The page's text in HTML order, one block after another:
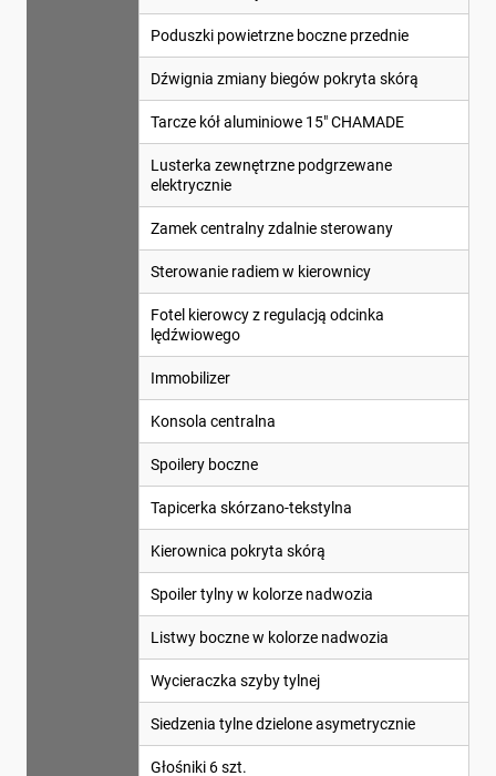
Poduszki powietrzne boczne przednie
Dźwignia zmiany biegów pokryta skórą
Tarcze kół aluminiowe 15" CHAMADE
Lusterka zewnętrzne podgrzewane
elektrycznie
Zamek centralny zdalnie sterowany
Sterowanie radiem w kierownicy
Fotel kierowcy z regulacją odcinka
lędźwiowego
Immobilizer
Konsola centralna
Spoilery boczne
Tapicerka skórzano-tekstylna
Kierownica pokryta skórą
Spoiler tylny w kolorze nadwozia
Listwy boczne w kolorze nadwozia
Wycieraczka szyby tylnej
Siedzenia tylne dzielone asymetrycznie
Głośniki 6 szt.